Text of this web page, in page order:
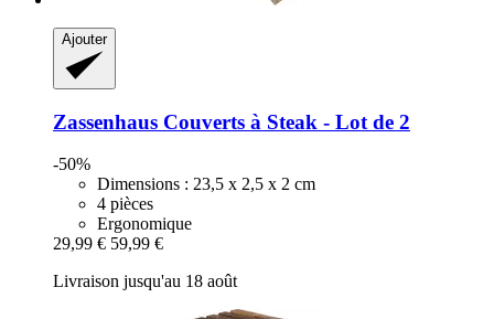
Ajouter
Zassenhaus Couverts à Steak -​ Lot de 2
-50%
Dimensions : 23,5 x 2,5 x 2 cm
4 pièces
Ergonomique
29,99 € 59,99 €
Livraison jusqu'au 18 août